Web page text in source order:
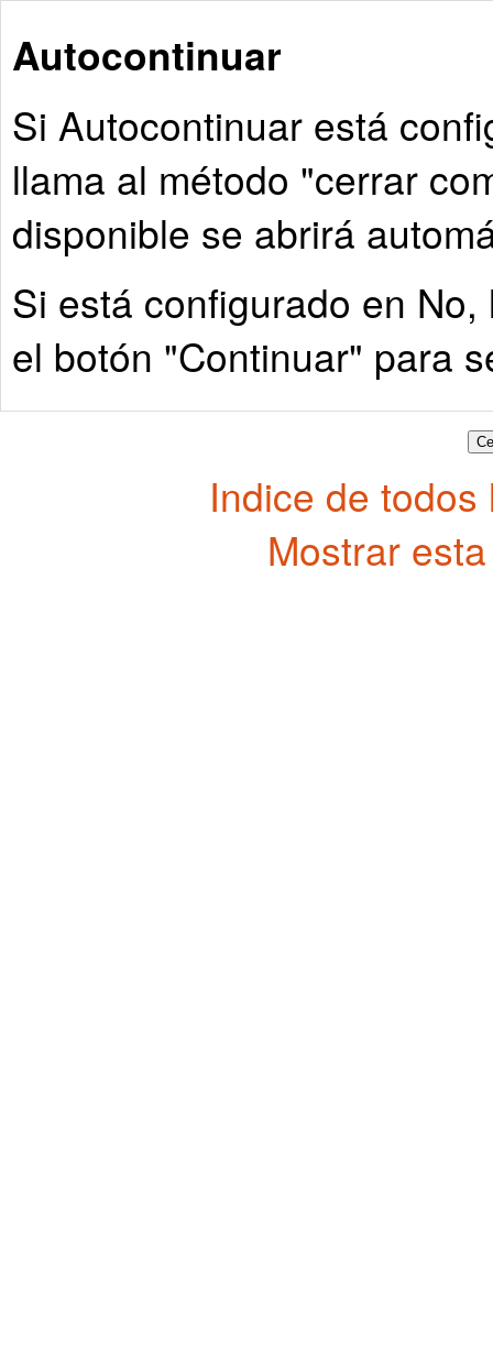
Autocontinuar
Si Autocontinuar está
llama al método "cerrar
disponible se abrirá
Si está configurado en
el botón "Continuar" para
Indice de
Mostrar